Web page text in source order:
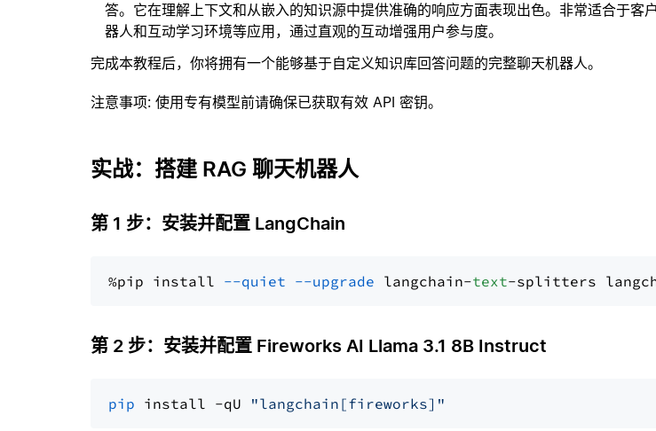
答。它在理解上下文和从嵌入的知识源中提供准确的响应方面表现出色。非常适合于客
器人和互动学习环境等应用，通过直观的互动增强用户参与度。
完成本教程后，你将拥有一个能够基于自定义知识库回答问题的完整聊天机器人。
注意事项: 使用专有模型前请确保已获取有效 API 密钥。
实战：搭建 RAG 聊天机器人
第 1 步：安装并配置 LangChain
%pip install --quiet --upgrade langchain-text
第 2 步：安装并配置 Fireworks AI Llama 3.1 8B Instruct
pip install -qU "langchain[fireworks]"